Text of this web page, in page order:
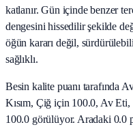
katlanır. Gün içinde benzer
dengesini hissedilir şekilde
öğün kararı değil,
sağlıklı.
Besin kalite puanı tarafında
Kısım, Çiğ için 100.0, Av
100.0 görülüyor. Aradaki 0.0